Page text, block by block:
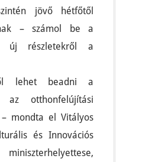
jövő hétfőtől
– számol be a
új részletekről a
lehet beadni a
az otthonfelújítási
mondta el Vitályos
és Innovációs
miniszterhelyettese,